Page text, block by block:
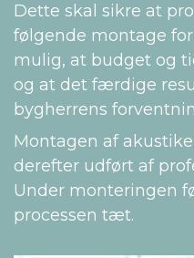
Dette skal sikre at
følgende montage
mulig, at budget og
og at det færdige
bygherrens
Montagen af
derefter udført af
Under monteringen
processen tæt.